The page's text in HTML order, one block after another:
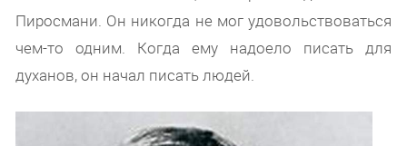
Пиросмани. Он никогда не мог удовольствоваться
чем-то одним. Когда ему надоело писать для
духанов, он начал писать людей.